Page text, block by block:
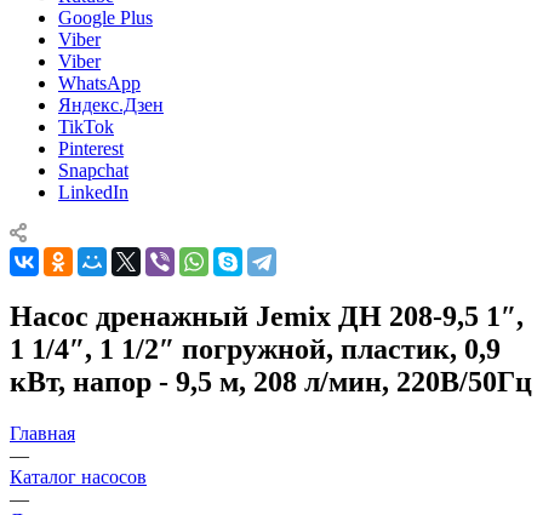
Google Plus
Viber
Viber
WhatsApp
Яндекс.Дзен
TikTok
Pinterest
Snapchat
LinkedIn
Насос дренажный Jemix ДН 208-9,5 1″,
1 1/4″, 1 1/2″ погружной, пластик, 0,9
кВт, напор - 9,5 м, 208 л/мин, 220В/50Гц
Главная
—
Каталог насосов
—